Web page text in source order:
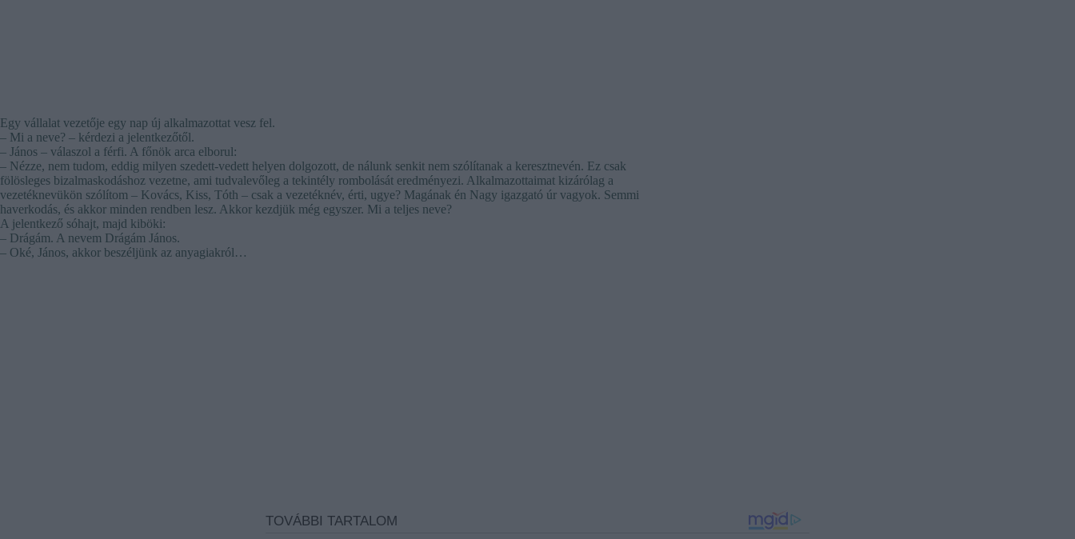
Egy vállalat vezetője egy nap új alkalmazottat vesz fel.
– Mi a neve? – kérdezi a jelentkezőtől.
– János – válaszol a férfi. A főnök arca elborul:
– Nézze, nem tudom, eddig milyen szedett-vedett helyen dolgozott, de nálunk senkit nem szólítanak a keresztnevén. Ez csak
fölösleges bizalmaskodáshoz vezetne, ami tudvalevőleg a tekintély rombolását eredményezi. Alkalmazottaimat kizárólag a
vezetéknevükön szólítom – Kovács, Kiss, Tóth – csak a vezetéknév, érti, ugye? Magának én Nagy igazgató úr vagyok. Semmi
haverkodás, és akkor minden rendben lesz. Akkor kezdjük még egyszer. Mi a teljes neve?
A jelentkező sóhajt, majd kiböki:
– Drágám. A nevem Drágám János.
– Oké, János, akkor beszéljünk az anyagiakról…